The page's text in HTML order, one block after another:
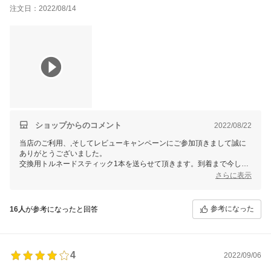
注文日：2022/08/14
ショップからのコメント 2022/08/22
当店のご利用、,そしてレビューキャンペーンにご参加頂きまして誠に
ありがとうございました。
交換用トルネードスティック1本を送らせて頂きます。到着まで今しば
まいりますので、 またのご利用を心よりお待ち申し上げております。
さらに表示
16人が参考になったと回答 参考になった
4
2022/09/06